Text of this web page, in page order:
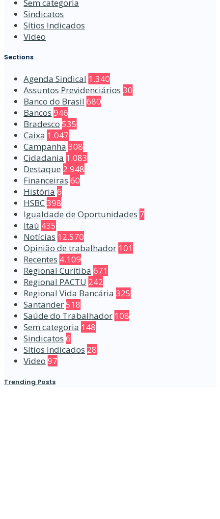
Sem categoria
Sindicatos
Sítios Indicados
Video
Sections
Agenda Sindical 1.340
Assuntos Previdenciários 30
Banco do Brasil 680
Bancos 946
Bradesco 535
Caixa 1.047
Campanha 308
Cidadania 1.083
Destaque 2.948
Financeiras 60
História 6
HSBC398
Igualdade de Oportunidades 7
Itaú 435
Notícias 12.570
Opinião de trabalhador 101
Recentes 4.109
Regional Curitiba 671
Regional PACTU 242
Regional Vida Bancária 325
Santander518
Saúde do Trabalhador 108
Sem categoria 148
Sindicatos 6
Sítios Indicados 28
Video 97
Trending Posts